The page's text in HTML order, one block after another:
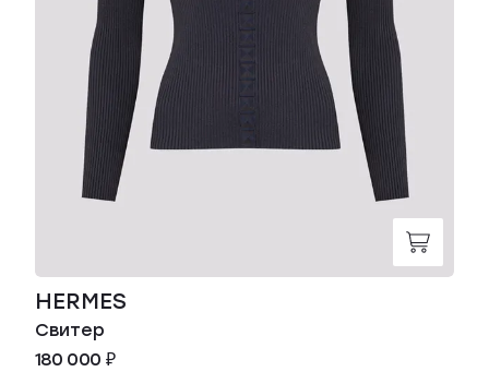
HERMES
Свитер
180 000 ₽